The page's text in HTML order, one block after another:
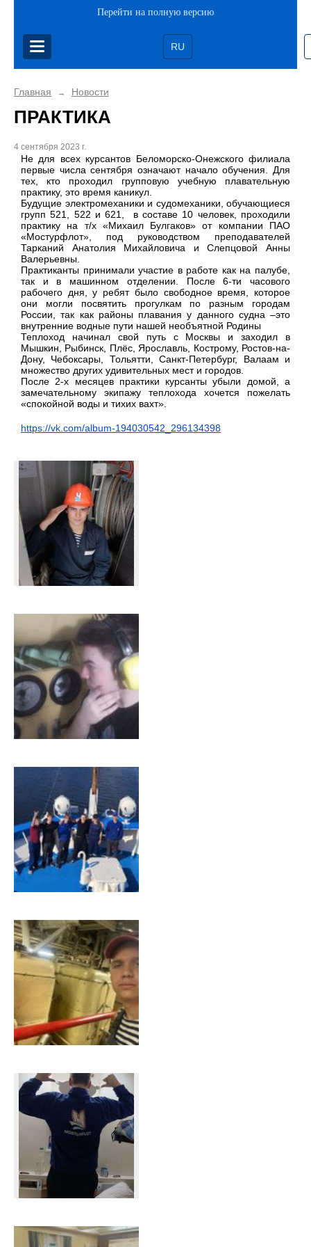
Перейти на полную версию
RU
Главная → Новости
ПРАКТИКА
4 сентября 2023 г.
Не для всех курсантов Беломорско-Онежского филиала
первые числа сентября означают начало обучения. Для
тех, кто проходил групповую учебную плавательную
практику, это время каникул.
Будущие электромеханики и судомеханики, обучающиеся
групп 521, 522 и 621, в составе 10 человек, проходили
практику на т/х «Михаил Булгаков» от компании ПАО
«Мостурфлот», под руководством преподавателей
Тарканий Анатолия Михайловича и Слепцовой Анны
Валерьевны.
Практиканты принимали участие в работе как на палубе,
так и в машинном отделении. После 6-ти часового
рабочего дня, у ребят было свободное время, которое
они могли посвятить прогулкам по разным городам
России, так как районы плавания у данного судна –это
внутренние водные пути нашей необъятной Родины
Теплоход начинал свой путь с Москвы и заходил в
Мышкин, Рыбинск, Плёс, Ярославль, Кострому, Ростов-на-
Дону, Чебоксары, Тольятти, Санкт-Петербург, Валаам и
множество других удивительных мест и городов.
После 2-х месяцев практики курсанты убыли домой, а
замечательному экипажу теплохода хочется пожелать
«спокойной воды и тихих вахт».
https://vk.com/album-194030542_296134398